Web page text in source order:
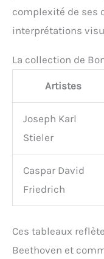
complexité de ses
interprétations
La collection de
Artistes
Joseph Karl
Stieler
Caspar David
Friedrich
Ces tableaux
Beethoven et